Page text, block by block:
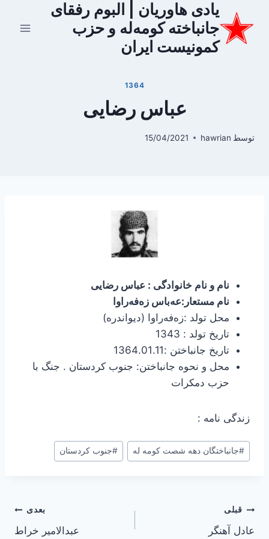
محتوا
یادی هاوریان | البوم رفقای
جانباخته کومه‌له و حزب
کمونیست ایران
1364
عباس رضایی
توسط hawrian
15/04/2021
نام و نام خانوادگی : عباس رضایی
نام مستعار:عه‌باس زه‌فه‌راوا
محل تولد :زه‌فه‌راوا (دیواندره)
تاریخ تولد : 1343
تاریخ جانباختن :1364.01.11
محل و نحوه جانباختن: جنوب کردستان . جنگ با
حزب دمکرات
زندگی نامه :
#جانباختگان دهه شصت کومه له #جنوب کردستان
راهبری
قبلی
عادل آهنگر
بعدی
عبدالامیر خراط